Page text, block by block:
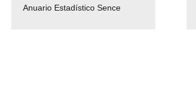
Anuario Estadístico Sence
Solicitud Audiencias y